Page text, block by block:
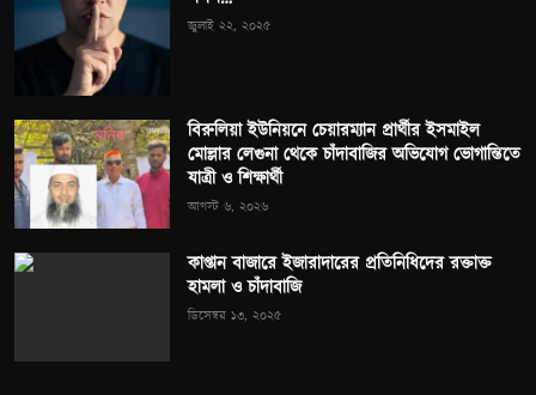
জুলাই ২২, ২০২৫
বিরুলিয়া ইউনিয়নে চেয়ারম্যান প্রার্থীর ইসমাইল
মোল্লার লেগুনা থেকে চাঁদাবাজির অভিযোগ ভোগান্তিতে
যাত্রী ও শিক্ষার্থী
আগস্ট ৬, ২০২৬
কাপ্তান বাজারে ইজারাদারের প্রতিনিধিদের রক্তাক্ত
হামলা ও চাঁদাবাজি
ডিসেম্বর ১৩, ২০২৫